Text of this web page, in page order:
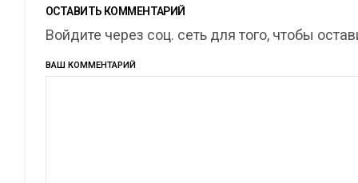
ОСТАВИТЬ КОММЕНТАРИЙ
Войдите через соц. сеть для того, чтобы
ВАШ КОММЕНТАРИЙ